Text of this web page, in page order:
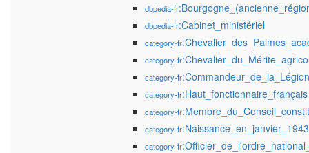
dbpedia-fr
dbpedia-fr:Cabinet_ministériel
category-fr
category-fr
category-fr
category-fr:Haut_fonctionnaire_français
category-fr
category-fr:Naissance_en_janvier_1943
category-fr